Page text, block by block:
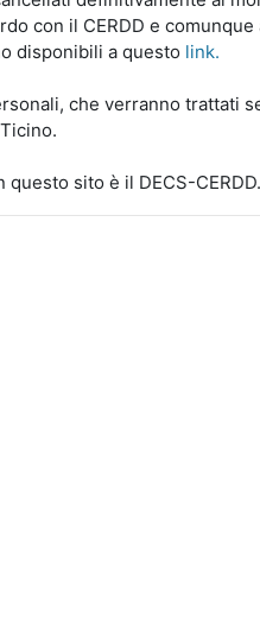
con il CERDD e
disponibili a questo link.
che verranno
sito è il DECS-CERDD.